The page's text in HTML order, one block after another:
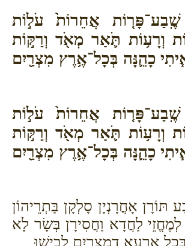
שֶֽׁבַע־פָּר֤וֹת אֲחֵרוֹת֙ עֹל֣וֹת
וְרָע֥וֹת תֹּ֛אַר מְאֹ֖ד וְרַקּ֣וֹת
כָהֵ֛נָּה בְּכָל־אֶ֥רֶץ מִצְרַ֖יִם
שֶֽׁבַע־פָּר֤וֹת אֲחֵרוֹת֙ עֹל֣וֹת
וְרָע֥וֹת תֹּ֛אַר מְאֹ֖ד וְרַקּ֣וֹת
כָהֵ֛נָּה בְּכָל־אֶ֥רֶץ מִצְרַ֖יִם
תּוֹרָן אָחֳרָנְיָן סָלְקָן בַּתְרֵיהוֹן
לְמֶחֱזֵי לַחֲדָא וַחֲסִירָן בְּשָׂר לָא
אַרְעָא דְמִצְרַיִם לְבִישׁוּ